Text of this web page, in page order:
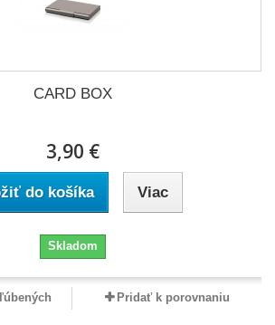
CARD BOX
3,90 €
do košíka Viac
Skladom
Pridať k porovnaniu